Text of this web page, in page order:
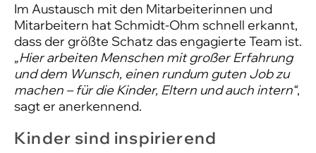
Im Austausch mit den Mitarbeiterinnen und
Mitarbeitern hat Schmidt-Ohm schnell erkannt,
dass der größte Schatz das engagierte Team ist.
„Hier arbeiten Menschen mit großer Erfahrung
und dem Wunsch, einen rundum guten Job zu
machen – für die Kinder, Eltern und auch intern“,
sagt er anerkennend.
Kinder sind inspirierend